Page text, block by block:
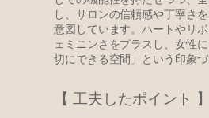
し、サロンの信頼感や丁寧さ
意図しています。ハートやリ
ェミニンさをプラスし、女性
切にできる空間」という印象づ
【 工夫したポイント 】